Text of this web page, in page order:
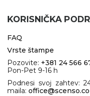
KORISNIČKA
FAQ
Vrste štampe
Pozovite: +381 24 566
Pon-Pet 9-16 h
Podnesi svoj zahtev:
maila: